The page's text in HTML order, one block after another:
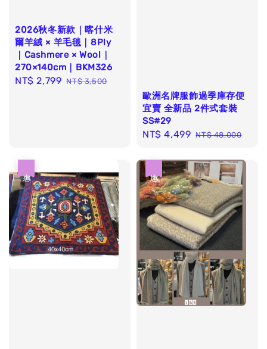
2026秋冬新款｜喀什米
爾羊絨 × 羊毛毯｜8Ply
｜Cashmere × Wool｜
270×140cm｜BKM326
Sale
NT$ 2,799 Regular
NT$ 3,500
歐洲名牌服飾過季庫存便
宜賣 全新品 2件式套裝
SS#29
Sale
NT$ 4,499 Regular
NT$ 48,000